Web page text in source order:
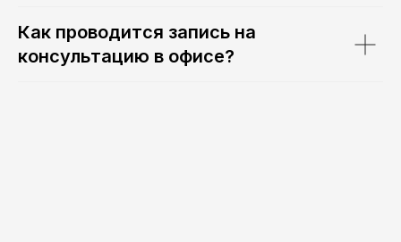
Как проводится запись на
консультацию в офисе?
Телефон